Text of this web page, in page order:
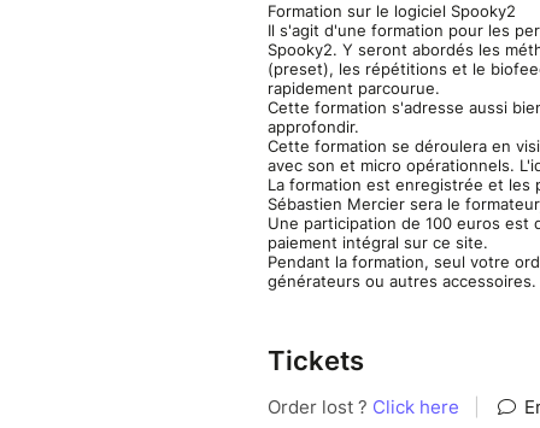
Formation sur le logiciel Spooky2
Il s'agit d'une formation pour les
Spooky2. Y seront abordés les
(preset), les répétitions et le
rapidement parcourue.
Cette formation s'adresse aussi
approfondir.
Cette formation se déroulera en
avec son et micro opérationnels.
La formation est enregistrée et
Sébastien Mercier sera le
Une participation de 100 euros est
paiement intégral sur ce site.
Pendant la formation, seul votre
générateurs ou autres
Tickets